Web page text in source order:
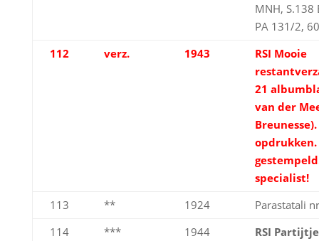
MNH, S.138
PA 131/2,
112
verz. 1943
RSI Mooie
21
van der
opdrukken.
specialist!
113
** 1924
Parastatali
114
*** 1944
RSI